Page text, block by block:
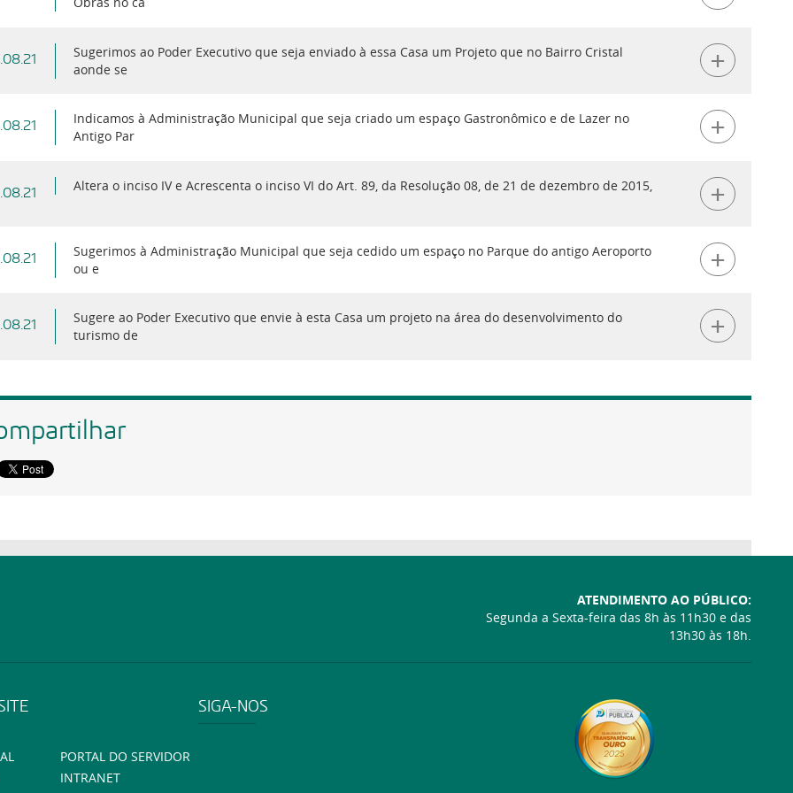
Sugerimos ao Poder Executivo que seja enviado à essa Casa um Projeto que no Bairro Cristal
aonde se
+
Indicamos à Administração Municipal que seja criado um espaço Gastronômico e de Lazer no
Antigo Par
+
Altera o inciso IV e Acrescenta o inciso VI do Art. 89, da Resolução 08, de 21 de dezembro de 2015, +
Sugerimos à Administração Municipal que seja cedido um espaço no Parque do antigo Aeroporto
ou e
+
Sugere ao Poder Executivo que envie à esta Casa um projeto na área do desenvolvimento do
turismo de
+
ATENDIMENTO AO PÚBLICO:
Segunda a Sexta-feira das 8h às 11h30 e das
13h30 às 18h.
PORTAL DO SERVIDOR
INTRANET
SIGA-NOS